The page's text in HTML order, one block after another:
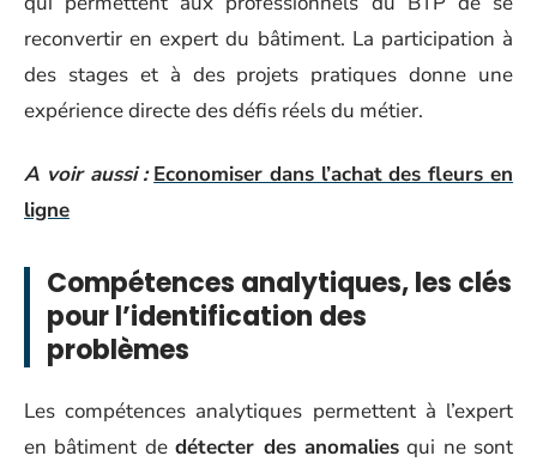
reconvertir en expert du bâtiment. La participation à
des stages et à des projets pratiques donne une
expérience directe des défis réels du métier.
A voir aussi : Economiser dans l’achat des fleurs en
ligne
Compétences analytiques, les clés
pour l’identification des
problèmes
Les compétences analytiques permettent à l’expert
en bâtiment dedétecter des anomaliesqui ne sont